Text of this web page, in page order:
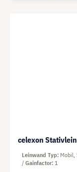
celexon
Leinwand Typ Mobil,
Gainfactor 1